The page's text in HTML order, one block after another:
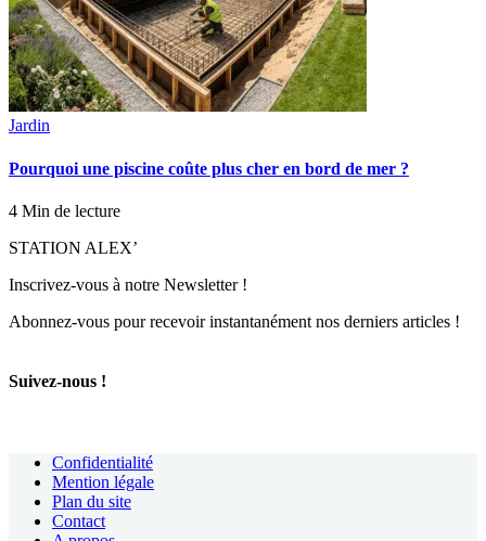
Jardin
Pourquoi une piscine coûte plus cher en bord de mer ?
4 Min de lecture
STATION ALEX’
Inscrivez-vous à notre Newsletter !
Abonnez-vous pour recevoir instantanément nos derniers articles !
Suivez-nous !
Confidentialité
Mention légale
Plan du site
Contact